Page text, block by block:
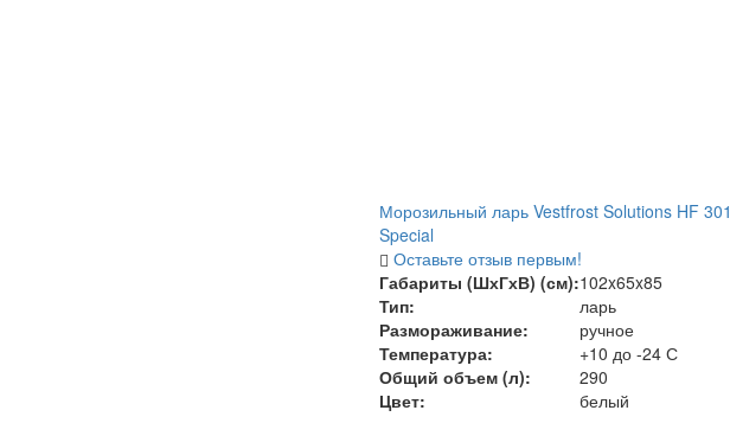
Морозильный ларь Vestfrost Solutions HF 301
Special
Оставьте отзыв первым!
Габариты (ШхГхВ) (см):102x65x85
Тип:
ларь
Размораживание:
ручное
Температура:
+10 до -24 С
Общий объем (л):
290
Цвет:
белый